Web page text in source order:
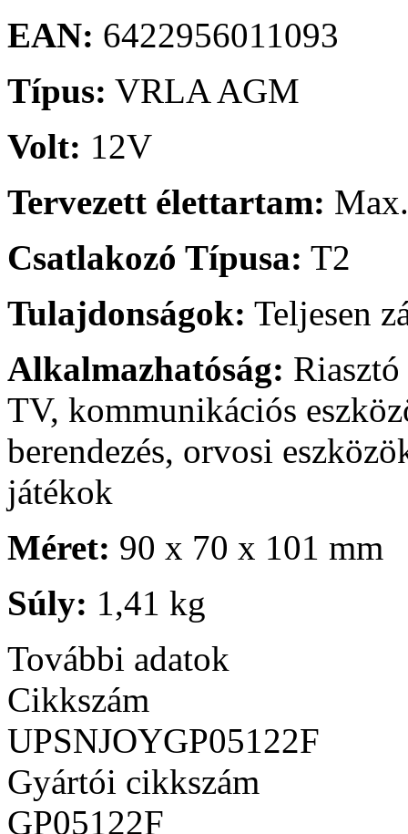
EAN: 6422956011093
Típus: VRLA AGM
Volt: 12V
Tervezett élettartam:
Csatlakozó Típusa: T2
Tulajdonságok: Teljesen
Alkalmazhatóság:
TV, kommunikációs
berendezés, orvosi
játékok
Méret: 90 x 70 x 101 mm
Súly: 1,41 kg
További adatok
Cikkszám
UPSNJOYGP05122F
Gyártói cikkszám
GP05122F